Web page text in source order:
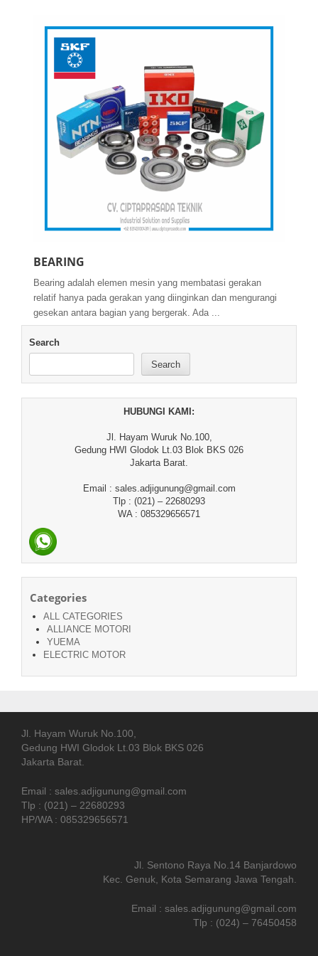
BEARING
Bearing adalah elemen mesin yang membatasi gerakan
relatif hanya pada gerakan yang diinginkan dan mengurangi
gesekan antara bagian yang bergerak. Ada ...
Search
Search
HUBUNGI KAMI:
Jl. Hayam Wuruk No.100,
Gedung HWI Glodok Lt.03 Blok BKS 026
Jakarta Barat.
Email : sales.adjigunung@gmail.com
Tlp : (021) – 22680293
WA : 085329656571
Categories
ALL CATEGORIES
ALLIANCE MOTORI
YUEMA
ELECTRIC MOTOR
Jl. Hayam Wuruk No.100,
Gedung HWI Glodok Lt.03 Blok BKS 026
Jakarta Barat.
Email : sales.adjigunung@gmail.com
Tlp : (021) – 22680293
HP/WA : 085329656571
Jl. Sentono Raya No.14 Banjardowo
Kec. Genuk, Kota Semarang Jawa Tengah.
Email : sales.adjigunung@gmail.com
Tlp : (024) – 76450458